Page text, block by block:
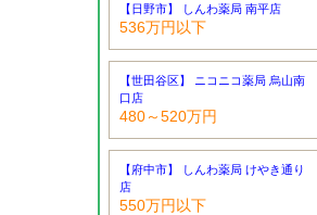
【日野市】 しんわ薬局 南平店
536万円以下
【世田谷区】 ニコニコ薬局 烏山南
口店
480～520万円
【府中市】 しんわ薬局 けやき通り
店
550万円以下